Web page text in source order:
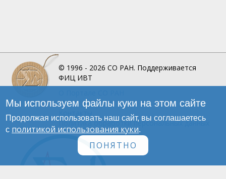
© 1996 - 2026 СО РАН. Поддерживается
ФИЦ ИВТ
Инфографика
Политика обработки персональных данных
Мы используем файлы куки на этом сайте
Продолжая использовать наш сайт, вы соглашаетесь
с политикой использования куки.
ПОНЯТНО